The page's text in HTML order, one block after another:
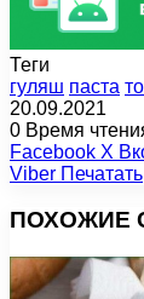
Теги
гуляш паста
20.09.2021
0 Время
Facebook X
Viber Печатать
ПОХОЖИЕ